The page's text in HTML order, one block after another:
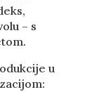
– s
u